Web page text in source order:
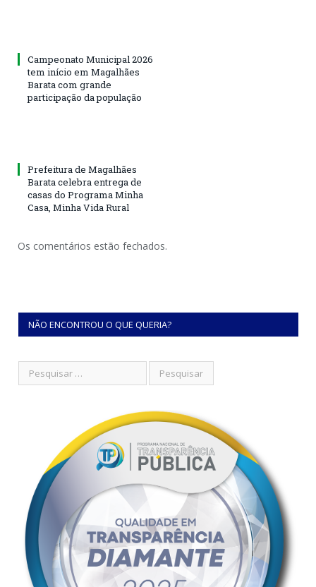
Campeonato Municipal 2026
tem início em Magalhães
Barata com grande
participação da população
Prefeitura de Magalhães
Barata celebra entrega de
casas do Programa Minha
Casa, Minha Vida Rural
Os comentários estão fechados.
NÃO ENCONTROU O QUE QUERIA?